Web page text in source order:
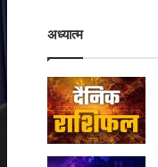
अध्यात्म